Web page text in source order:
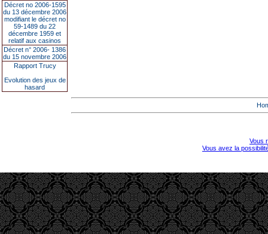
Décret no 2006-1595
du 13 décembre 2006
modifiant le décret no
59-1489 du 22
décembre 1959 et
relatif aux casinos
Décret n° 2006- 1386
du 15 novembre 2006
Rapport Trucy
Evolution des jeux de
hasard
Vous
Vous avez la